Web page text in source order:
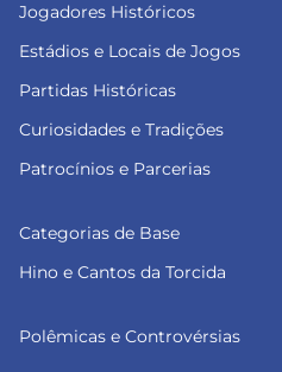
Jogadores Históricos
Estádios e Locais de Jogos
Partidas Históricas
Curiosidades e Tradições
Patrocínios e Parcerias
Categorias de Base
Hino e Cantos da Torcida
Polêmicas e Controvérsias